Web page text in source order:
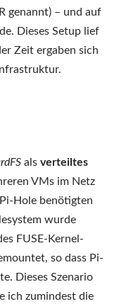
genannt) – und auf
Dieses Setup lief
Zeit ergaben sich
als verteiltes
VMs im Netz
Hole benötigten
wurde
FUSE-Kernel-
so dass Pi-
Dieses Szenario
ich zumindest die